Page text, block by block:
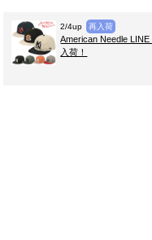
2/4up 再入荷
American Needle
入荷！